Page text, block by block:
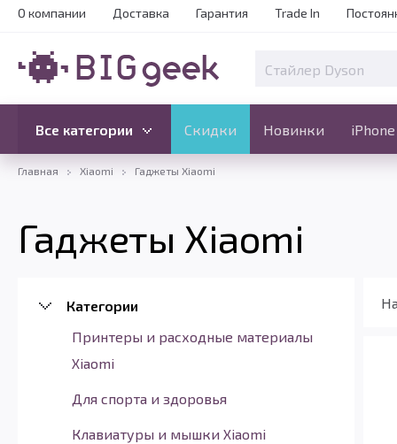
О компании Доставка Гарантия Trade In
Все категории Скидки Новинки iPhone
Скидки Новинки
Все категории
Главная Xiaomi Гаджеты Xiaomi
Гаджеты Xiaomi
Категории
Принтеры и расходные материалы
Xiaomi
Для спорта и здоровья
Клавиатуры и мышки Xiaomi